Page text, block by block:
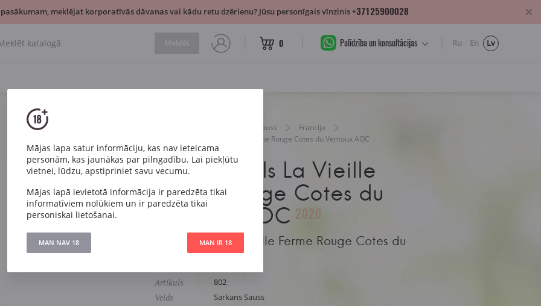
0 Palīdzība un konsultācijas Ru En Lv
Sauss
Francija
Perrin et Fils La Vieille Ferme Rouge Cotes du Ventoux AOC
Perrin et Fils La Vieille
Ferme Rouge Cotes du
Ventoux AOC 2020
Perrin et Fils La Vieille Ferme Rouge Cotes du
Ventoux AOC
Artikuls 802
Veids Sarkans Sauss
Mājas lapa satur informāciju, kas nav ieteicama
personām, kas jaunākas par pilngadību. Lai piekļūtu
vietnei, lūdzu, apstipriniet savu vecumu.
Mājas lapā ievietotā informācija ir paredzēta tikai
informatīviem nolūkiem un ir paredzēta tikai
personiskai lietošanai.
MAN NAV 18 MAN IR 18
meklējat korporatīvās dāvanas vai kādu retu dzērienu? Jūsu personīgais vīnzinis+37125900028